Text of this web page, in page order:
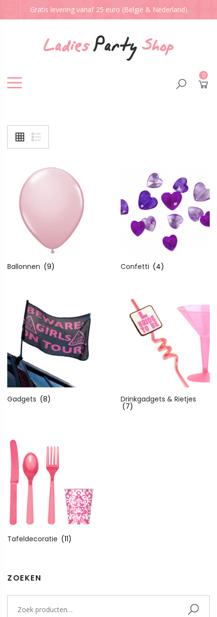
Gratis levering vanaf 25 euro (België & Nederland)
0
ZOEKEN
Ballonnen (9) Confetti (4)
Gadgets (8) Drinkgadgets & Rietjes
(7)
Tafeldecoratie (11)